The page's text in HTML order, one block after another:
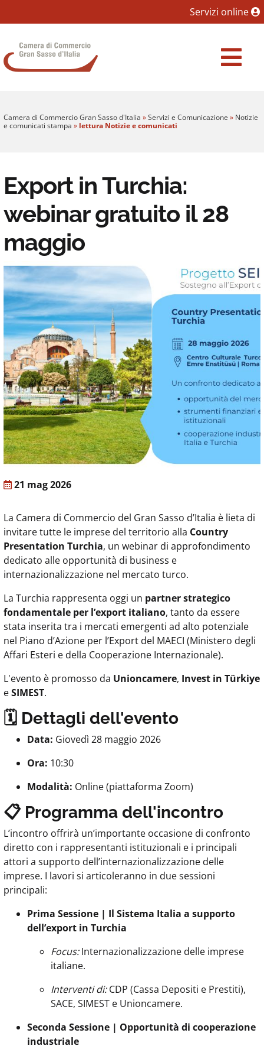
Vai al Contenuto principale della pagina
Servizi online
Camera di Commercio Gran Sasso d'Italia
Camera di Commercio Gran Sasso d'Italia »Servizi e Comunicazione » Notizie
e comunicati stampa » lettura Notizie e comunicati
Export in Turchia:
webinar gratuito il 28
maggio
21 mag 2026
La Camera di Commercio del Gran Sasso d’Italia è lieta di
invitare tutte le imprese del territorio alla Country
Presentation Turchia, un webinar di approfondimento
dedicato alle opportunità di business e
internazionalizzazione nel mercato turco.
La Turchia rappresenta oggi un partner strategico
fondamentale per l’export italiano, tanto da essere
stata inserita tra i mercati emergenti ad alto potenziale
nel Piano d’Azione per l’Export del MAECI (Ministero degli
Affari Esteri e della Cooperazione Internazionale).
L'evento è promosso da Unioncamere, Invest in Türkiye
eSIMEST.
🗓️ Dettagli dell'evento
Data: Giovedì 28 maggio 2026
Ora: 10:30
Modalità: Online (piattaforma Zoom)
📋 Programma dell'incontro
L’incontro offrirà un’importante occasione di confronto
diretto con i rappresentanti istituzionali e i principali
attori a supporto dell’internazionalizzazione delle
imprese. I lavori si articoleranno in due sessioni
principali:
Prima Sessione | Il Sistema Italia a supporto
dell’export in Turchia
Focus:Internazionalizzazione delle imprese
italiane.
Interventi di:CDP (Cassa Depositi e Prestiti),
SACE, SIMEST e Unioncamere.
Seconda Sessione | Opportunità di cooperazione
industriale